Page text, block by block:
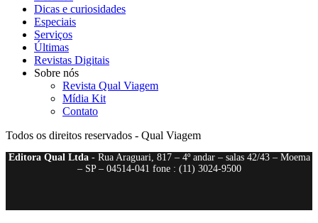
Dicas e curiosidades
Especiais
Serviços
Últimas
Revistas Digitais
Sobre nós
Revista Qual Viagem
Mídia Kit
Contato
Todos os direitos reservados - Qual Viagem
Editora Qual Ltda- Rua Araguari, 817 – 4º andar – salas 42/43 – Moema
– SP – 04514-041 fone : (11) 3024-9500